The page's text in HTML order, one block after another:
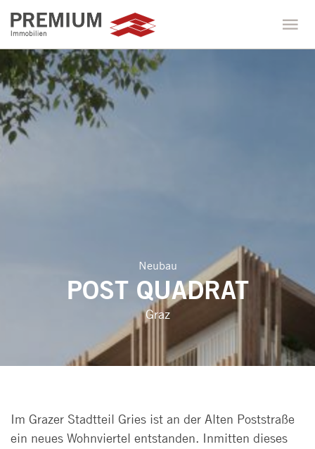
Neubau
POST QUADRAT
Graz
Im Grazer Stadtteil Gries ist an der Alten Poststraße
ein neues Wohnviertel entstanden. Inmitten dieses